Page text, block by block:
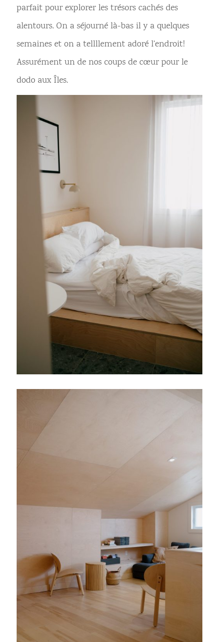
parfait pour explorer les trésors cachés des
alentours. On a séjourné là-bas il y a quelques
semaines et on a tellllement adoré l’endroit!
Assurément un de nos coups de cœur pour le
dodo aux Îles.